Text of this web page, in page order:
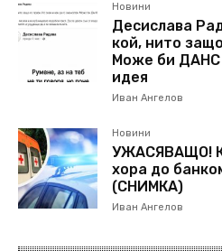
Новини
Десислава
кой, нито
Може би
идея
Иван Ангелов
Новини
УЖАСЯВАЩО!
хора до
(СНИМКА)
Иван Ангелов